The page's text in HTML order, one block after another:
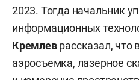
2023. Тогда начальник
информационных
Кремлеврассказал, что
аэросъемка, лазерное